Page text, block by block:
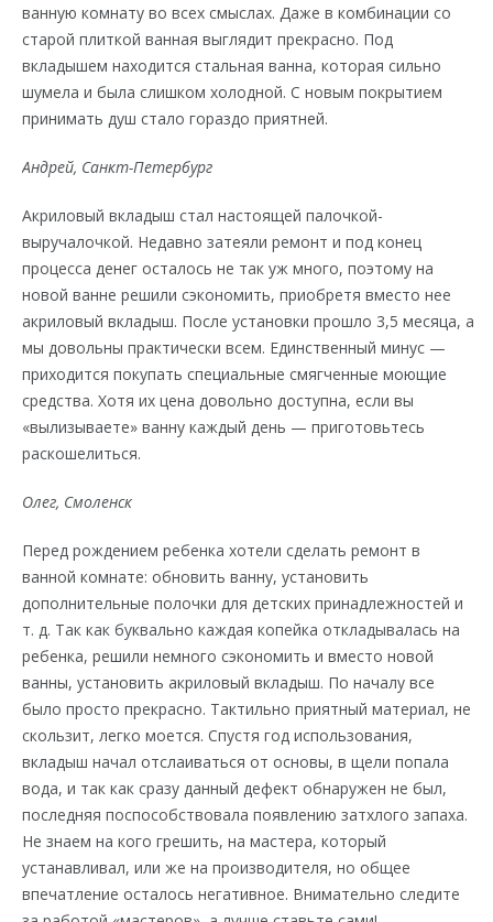
ванную комнату во всех смыслах. Даже в комбинации со
старой плиткой ванная выглядит прекрасно. Под
вкладышем находится стальная ванна, которая сильно
шумела и была слишком холодной. С новым покрытием
принимать душ стало гораздо приятней.
Андрей, Санкт-Петербург
Акриловый вкладыш стал настоящей палочкой-
выручалочкой. Недавно затеяли ремонт и под конец
процесса денег осталось не так уж много, поэтому на
новой ванне решили сэкономить, приобретя вместо нее
акриловый вкладыш. После установки прошло 3,5 месяца, а
мы довольны практически всем. Единственный минус —
приходится покупать специальные смягченные моющие
средства. Хотя их цена довольно доступна, если вы
«вылизываете» ванну каждый день — приготовьтесь
раскошелиться.
Олег, Смоленск
Перед рождением ребенка хотели сделать ремонт в
ванной комнате: обновить ванну, установить
дополнительные полочки для детских принадлежностей и
т. д. Так как буквально каждая копейка откладывалась на
ребенка, решили немного сэкономить и вместо новой
ванны, установить акриловый вкладыш. По началу все
было просто прекрасно. Тактильно приятный материал, не
скользит, легко моется. Спустя год использования,
вкладыш начал отслаиваться от основы, в щели попала
вода, и так как сразу данный дефект обнаружен не был,
последняя поспособствовала появлению затхлого запаха.
Не знаем на кого грешить, на мастера, который
устанавливал, или же на производителя, но общее
впечатление осталось негативное. Внимательно следите